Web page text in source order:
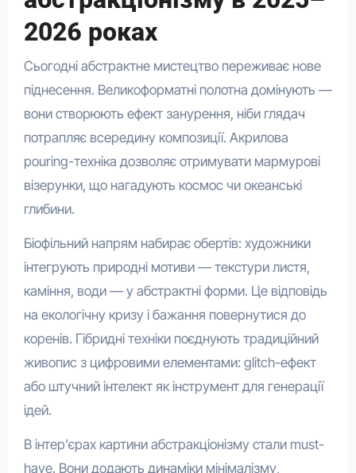
2026 роках
Сьогодні абстрактне мистецтво переживає нове
піднесення. Великоформатні полотна домінують —
вони створюють ефект занурення, ніби глядач
потрапляє всередину композиції. Акрилова
pouring-техніка дозволяє отримувати мармурові
візерунки, що нагадують космос чи океанські
глибини.
Біофільний напрям набирає обертів: художники
інтегрують природні мотиви — текстури листя,
каміння, води — у абстрактні форми. Це відповідь
на екологічну кризу і бажання повернутися до
коренів. Гібридні техніки поєднують традиційний
живопис з цифровими елементами: glitch-ефект
або штучний інтелект як інструмент для генерації
ідей.
В інтер’єрах картини абстракціонізму стали must-
have. Вони додають динаміки мінімалізму,